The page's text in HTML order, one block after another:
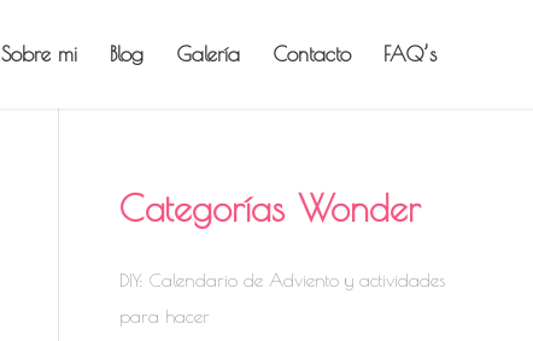
Sobre mi Blog Galería Contacto FAQ’s
Categorías Wonder
DIY: Calendario de Adviento y actividades
para hacer